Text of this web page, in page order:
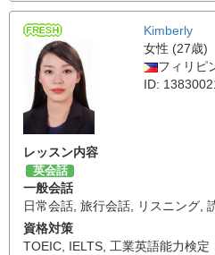
Kimberly
女性 (27歳)
フィリピ
ID:
レッスン内容
英会話
一般会話
日常会話 旅行会話 リスニング
資格対策
TOEIC IELTS 工業英語能力検定